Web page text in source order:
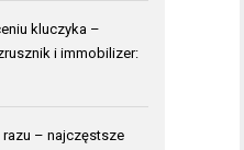
kluczyka –
i immobilizer:
– najczęstsze